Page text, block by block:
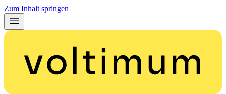
Zum Inhalt springen